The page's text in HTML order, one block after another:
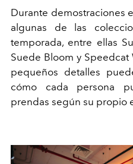
Durante demostraciones
algunas de las
temporada, entre ellas
Suede Bloom y
pequeños detalles
cómo cada persona
prendas según su propio